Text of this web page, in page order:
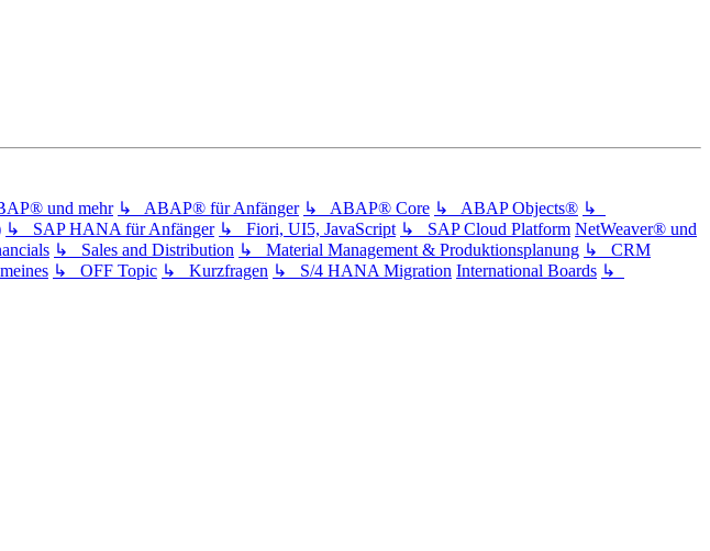
und mehr ↳ ABAP® für Anfänger ↳ ABAP® Core ↳ ABAP Objects® ↳
↳ SAP HANA für Anfänger ↳ Fiori, UI5, JavaScript ↳ SAP Cloud Platform NetWeaver® und
↳ Sales and Distribution ↳ Material Management & Produktionsplanung ↳ CRM
↳ OFF Topic ↳ Kurzfragen ↳ S/4 HANA Migration International Boards ↳